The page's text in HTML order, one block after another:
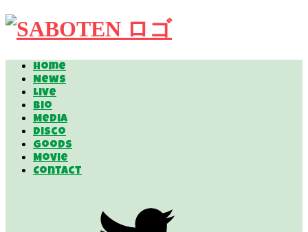
Home
News
Live
Bio
Media
Disco
Goods
Movie
Contact